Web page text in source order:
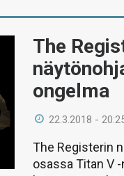
The
ongelma
22.3.2018 -
The Registerin
osassa Titan V